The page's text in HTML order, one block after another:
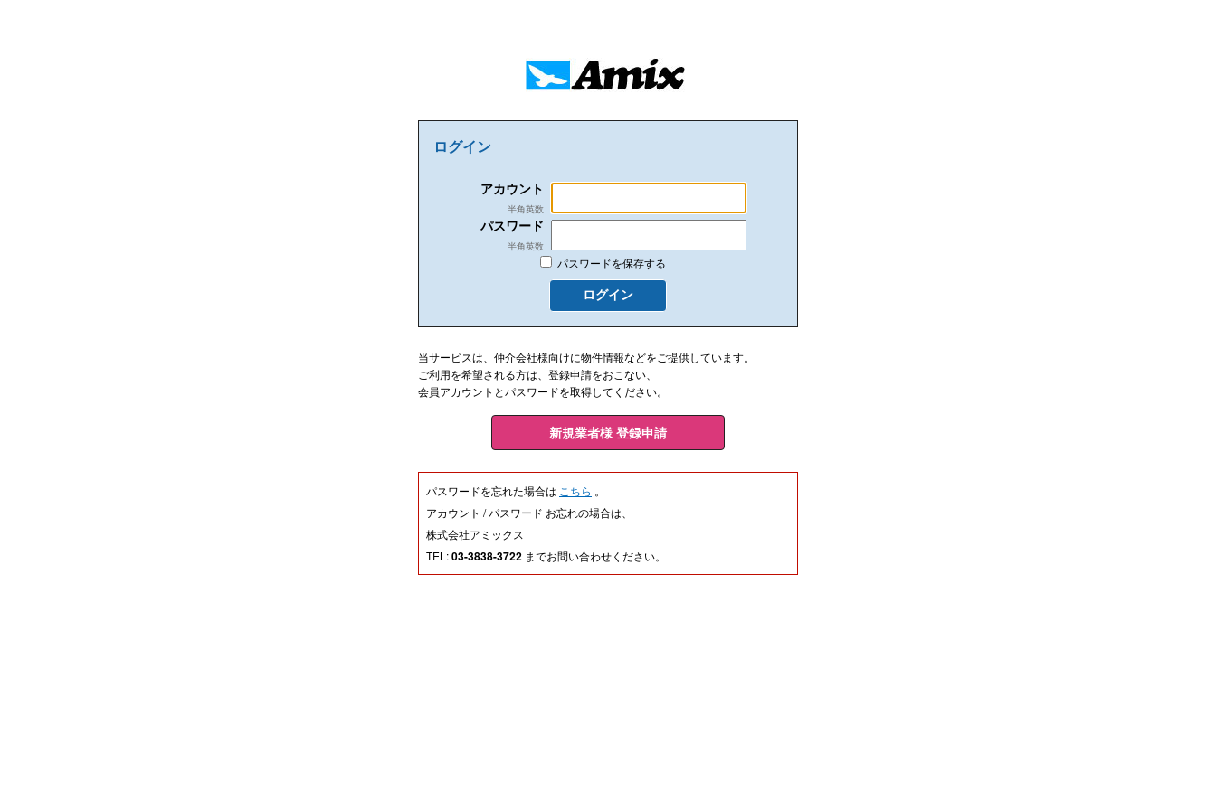
ログイン
アカウント
半角英数
パスワード
半角英数
パスワードを保存する
ログイン
当サービスは、仲介会社様向けに物件情報などをご提供しています。
ご利用を希望される方は、登録申請をおこない、
会員アカウントとパスワードを取得してください。
新規業者様 登録申請
パスワードを忘れた場合は こちら 。
アカウント / パスワード お忘れの場合は、
株式会社アミックス
TEL:03-3838-3722 までお問い合わせください。